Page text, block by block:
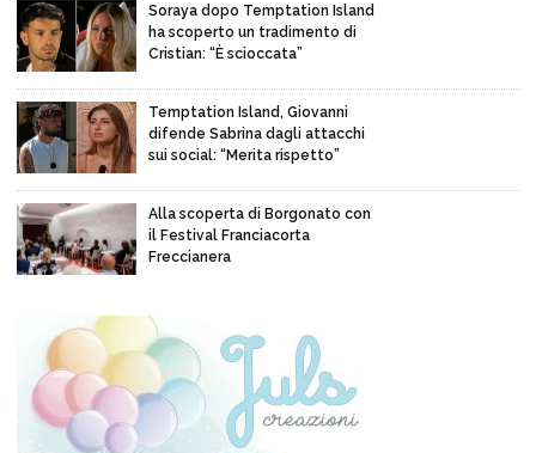
Soraya dopo Temptation Island
ha scoperto un tradimento di
Cristian: “È scioccata”
Temptation Island, Giovanni
difende Sabrina dagli attacchi
sui social: “Merita rispetto”
Alla scoperta di Borgonato con
il Festival Franciacorta
Freccianera